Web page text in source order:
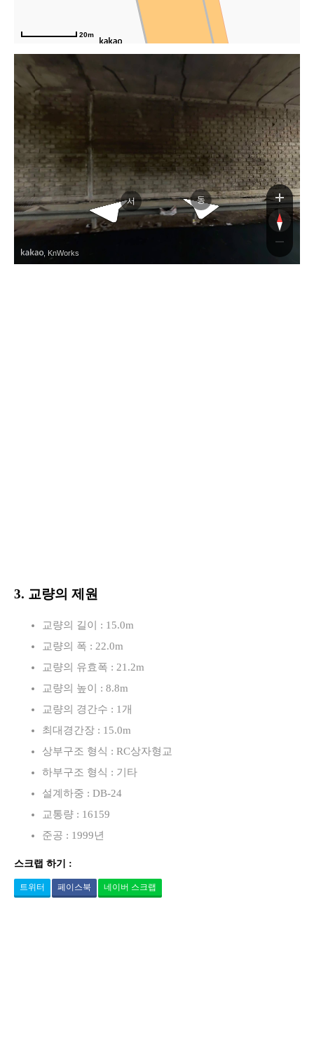
20m
왕
왕
서 동
, KnWorks
3. 교량의 제원
교량의 길이 : 15.0m
교량의 폭 : 22.0m
교량의 유효폭 : 21.2m
교량의 높이 : 8.8m
교량의 경간수 : 1개
최대경간장 : 15.0m
상부구조 형식 : RC상자형교
하부구조 형식 : 기타
설계하중 : DB-24
교통량 : 16159
준공 : 1999년
스크랩 하기 :
트위터 페이스북 네이버 스크랩